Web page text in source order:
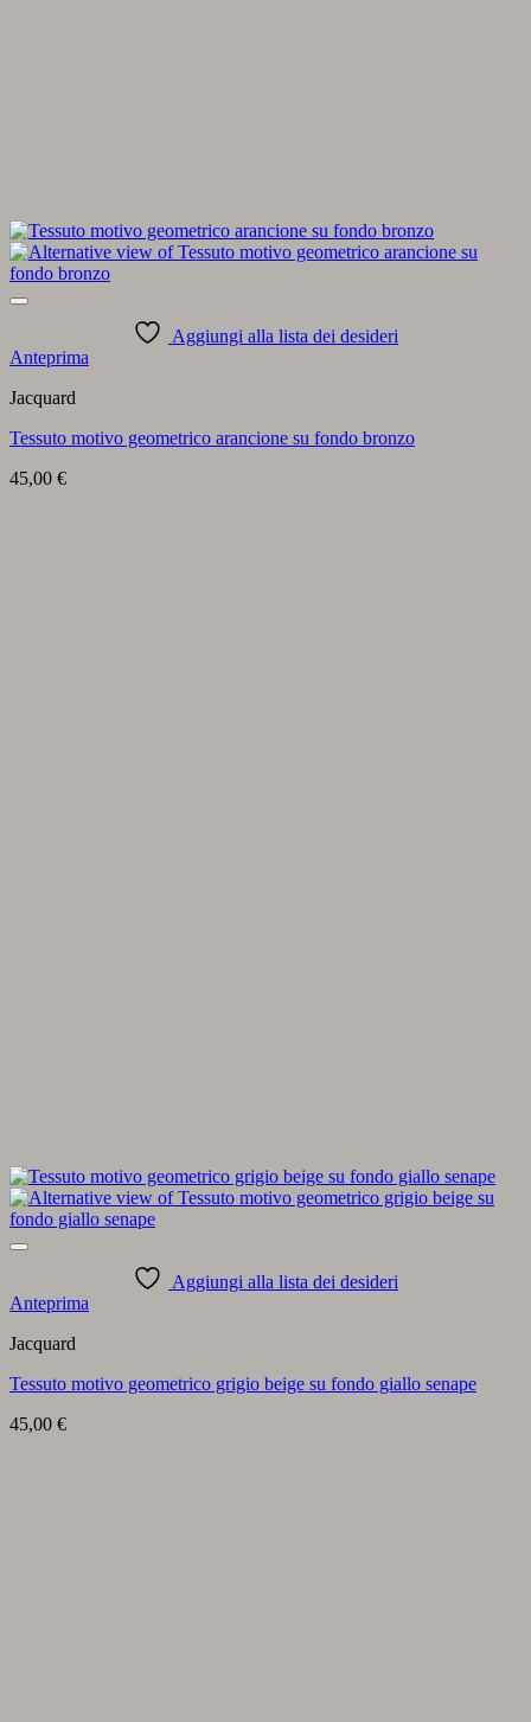
Aggiungi alla lista dei desideri
Anteprima
Jacquard
Tessuto motivo geometrico arancione su fondo bronzo
45,00 €
Aggiungi alla lista dei desideri
Anteprima
Jacquard
Tessuto motivo geometrico grigio beige su fondo giallo senape
45,00 €